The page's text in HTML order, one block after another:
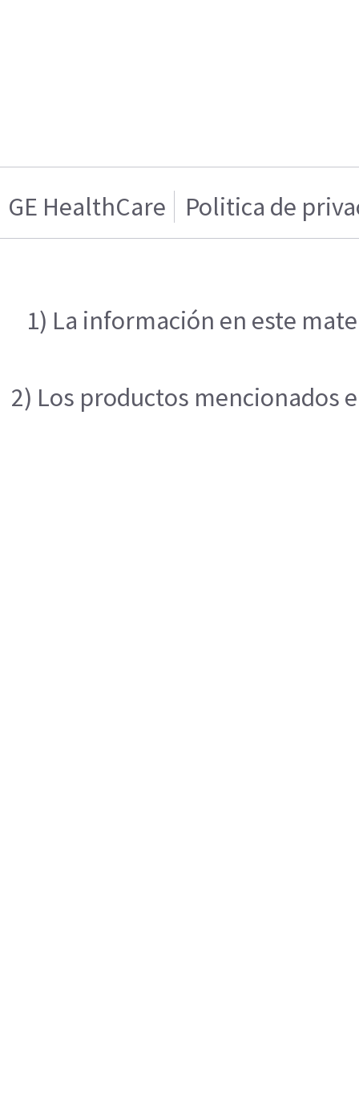
GE HealthCare Politica de
1) La información en este
2) Los productos mencionados